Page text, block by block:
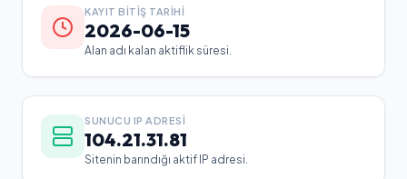
KAYIT BITIŞ TARIHI
2026-06-15
Alan adı kalan aktiflik süresi.
SUNUCU IP ADRESI
104.21.31.81
Sitenin barındığı aktif IP adresi.